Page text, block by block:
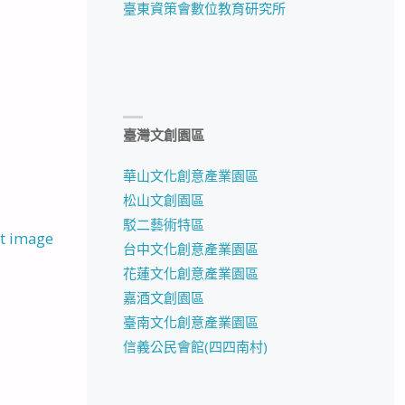
image
臺東資策會數位教育研究所
臺灣文創園區
華山文化創意產業園區
松山文創園區
駁二藝術特區
台中文化創意產業園區
花蓮文化創意產業園區
嘉酒文創園區
臺南文化創意產業園區
信義公民會館(四四南村)